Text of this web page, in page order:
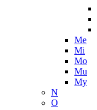
Me
Mi
Mo
Mu
My
N
O